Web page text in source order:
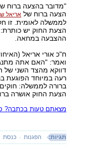
"מדובר בהצעה ברוח
הצעה ברוח של אריאל
לממשלה לאומית. זו
הצעת החוק יש כותרת:
ההצבעה במחאה.
ח"כ אורי אריאל
ואמר: "האם אתה
דווקא מהצד השני של
רעה במיוחד הפוגעת
ברורה לממשלה:
הצעת החוק אושרה ברוב של 19 תומכים מול
מצאתם טעות בכתבה?
תגיות: הפגנות כנסת